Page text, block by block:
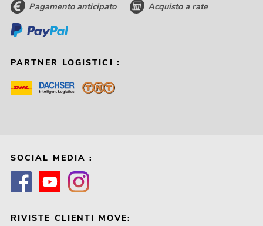
Pagamento anticipato Acquisto a rate
PARTNER LOGISTICI :
SOCIAL MEDIA :
RIVISTE CLIENTI MOVE: